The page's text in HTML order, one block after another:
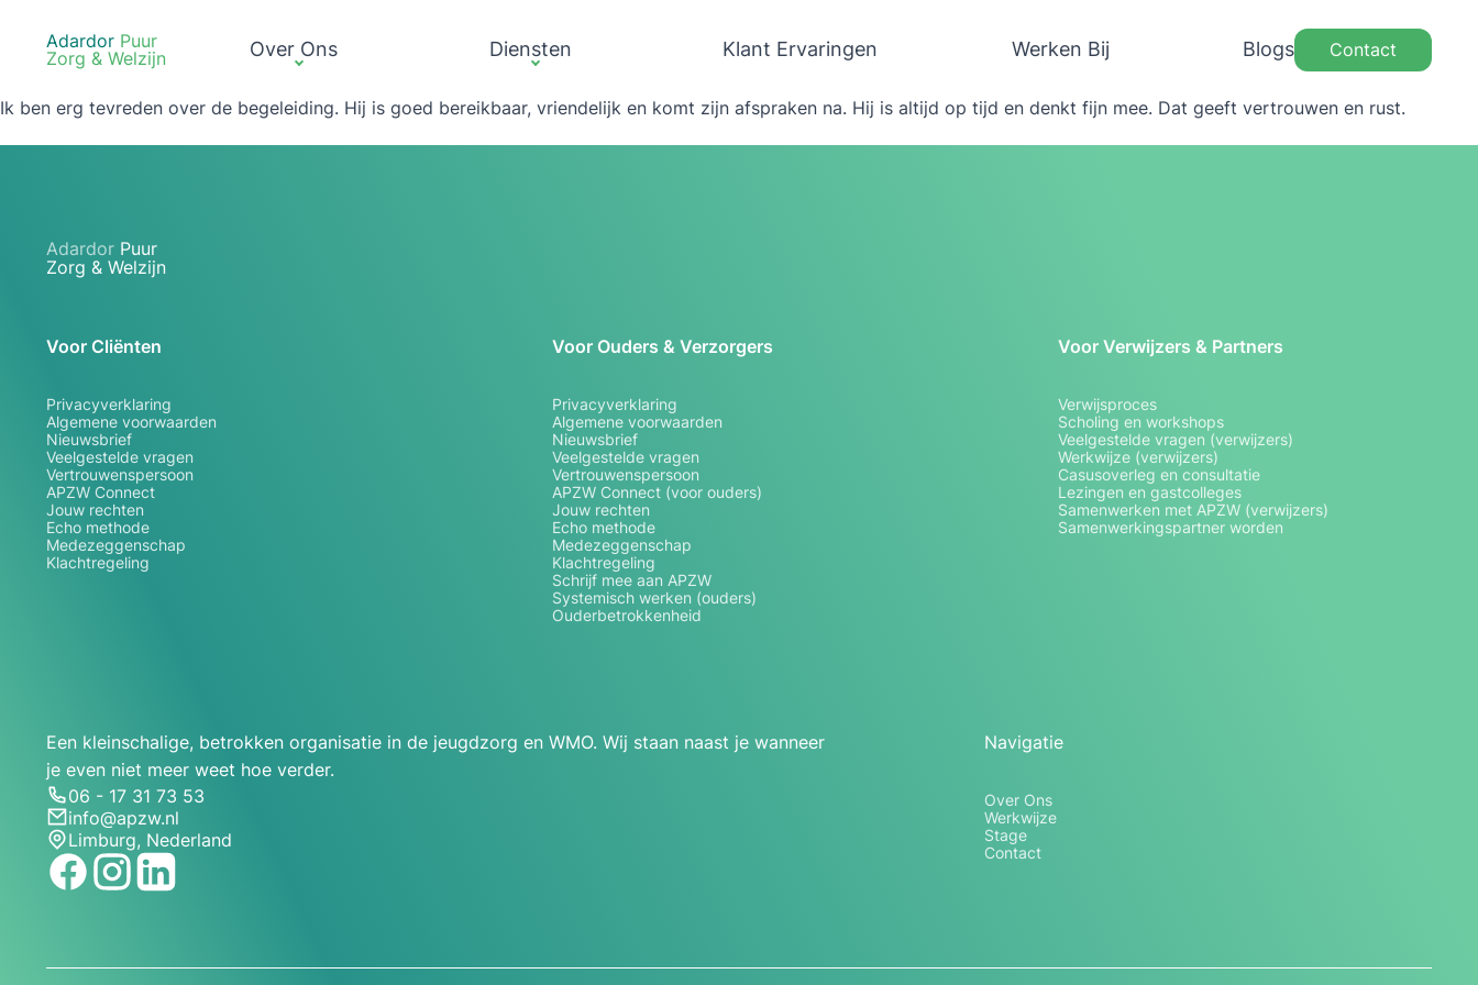
Adardor Puur
Zorg & Welzijn
Over Ons Diensten Klant Ervaringen Werken Bij Blogs Contact
Ik ben erg tevreden over de begeleiding. Hij is goed bereikbaar, vriendelijk en komt zijn afspraken na. Hij is altijd op tijd en denkt fijn mee. Dat geeft vertrouwen en rust.
Adardor Puur
Zorg & Welzijn
Voor Cliënten
Privacyverklaring
Algemene voorwaarden
Nieuwsbrief
Veelgestelde vragen
Vertrouwenspersoon
APZW Connect
Jouw rechten
Echo methode
Medezeggenschap
Klachtregeling
Voor Ouders & Verzorgers
Privacyverklaring
Algemene voorwaarden
Nieuwsbrief
Veelgestelde vragen
Vertrouwenspersoon
APZW Connect (voor ouders)
Jouw rechten
Echo methode
Medezeggenschap
Klachtregeling
Schrijf mee aan APZW
Systemisch werken (ouders)
Ouderbetrokkenheid
Voor Verwijzers & Partners
Verwijsproces
Scholing en workshops
Veelgestelde vragen (verwijzers)
Werkwijze (verwijzers)
Casusoverleg en consultatie
Lezingen en gastcolleges
Samenwerken met APZW (verwijzers)
Samenwerkingspartner worden
Een kleinschalige, betrokken organisatie in de jeugdzorg en WMO. Wij staan naast je wanneer
je even niet meer weet hoe verder.
06 - 17 31 73 53
info@apzw.nl
Limburg, Nederland
Navigatie
Over Ons
Werkwijze
Stage
Contact